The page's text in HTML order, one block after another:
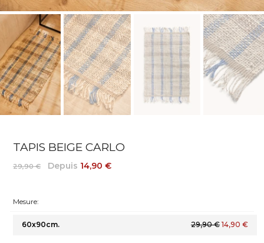
TAPIS BEIGE CARLO
29,90 € Depuis 14,90 €
Mesure:
60x90cm. 29,90 € 14,90 €